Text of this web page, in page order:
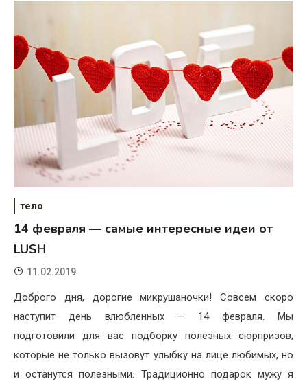
тело
14 февраля — самые интересные идеи от
LUSH
11.02.2019
Доброго дня, дорогие микрушаночки! Совсем скоро
наступит день влюбленных — 14 февраля. Мы
подготовили для вас подборку полезных сюрпризов,
которые не только вызовут улыбку на лице любимых, но
и останутся полезными. Традиционно подарок мужу я